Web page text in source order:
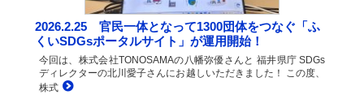
2026.2.25 官民一体となって1300団体をつなぐ「ふ
くいSDGsポータルサイト」が運用開始！
今回は、株式会社TONOSAMAの八幡弥優さんと 福井県庁 SDGs
ディレクターの北川愛子さんにお越しいただきました！ この度、
株式